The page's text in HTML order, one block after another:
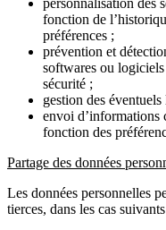
fonction de
préférences ;
prévention et
softwares ou
sécurité ;
gestion des
envoi d’informations
fonction des
Partage des données
Les données personnelles
tierces, dans les cas